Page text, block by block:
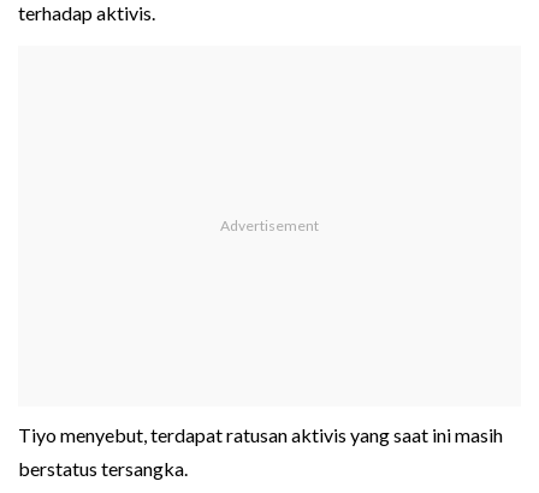
terhadap aktivis.
Tiyo menyebut, terdapat ratusan aktivis yang saat ini masih
berstatus tersangka.